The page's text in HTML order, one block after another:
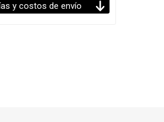
y costos de envío